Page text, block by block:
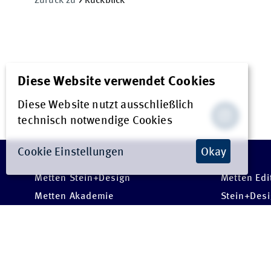
Metten Stein+Design
Metten Akademie
Metten
Diese Website verwendet Cookies
Diese Website nutzt ausschließlich
technisch notwendige Cookies
Cookie Einstellungen Okay